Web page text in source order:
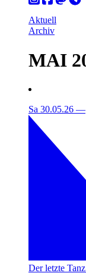
Aktuell
Archiv
MAI
Sa 30.05.26 —
Der letzte